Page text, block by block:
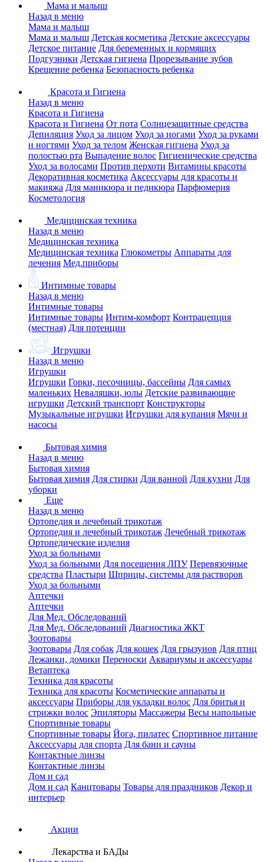
Мама и малыш
Назад в меню
Мама и малыш
Мама и малыш Детская косметика Детские аксессуары
Детское питание Для беременных и кормящих
Подгузники Детская гигиена Прорезывание зубов
Крещение ребенка Безопасность ребенка
Красота и Гигиена
Назад в меню
Красота и Гигиена
Красота и Гигиена От пота Солнцезащитные средства
Депиляция Уход за лицом Уход за ногами Уход за руками
и ногтями Уход за телом Женская гигиена Уход за
полостью рта Выпадение волос Гигиенические средства
Уход за волосами Против перхоти Витамины красоты
Декоративная косметика Аксессуары для красоты и
макияжа Для маникюра и педикюра Парфюмерия
Косметология
Медицинская техника
Назад в меню
Медицинская техника
Медицинская техника Глюкометры Аппараты для
лечения Мед.приборы
Интимные товары
Назад в меню
Интимные товары
Интимные товары Интим-комфорт Контрацепция
(местная) Для потенции
Игрушки
Назад в меню
Игрушки
Игрушки Горки, песочницы, бассейны Для самых
маленьких Неваляшки, юлы Детские развивающие
игрушки Детский транспорт Конструкторы
Музыкальные игрушки Игрушки для купания Мячи и
насосы
Бытовая химия
Назад в меню
Бытовая химия
Бытовая химия Для стирки Для ванной Для кухни Для
уборки
Еще
Назад в меню
Ортопедия и лечебный трикотаж
Ортопедия и лечебный трикотаж Лечебный трикотаж
Ортопедические изделия
Уход за больными
Уход за больными Для посещения ЛПУ Перевязочные
средства Пластыри Шприцы, системы для растворов
Уход за больными
Аптечки
Аптечки
Для Мед. Обследований
Для Мед. Обследований Диагностика ЖКТ
Зоотовары
Зоотовары Для собак Для кошек Для грызунов Для птиц
Лежанки, домики Переноски Аквариумы и аксессуары
Ветаптека
Техника для красоты
Техника для красоты Косметические аппараты и
аксессуары Приборы для укладки волос Для бритья и
стрижки волос Эпиляторы Массажеры Весы напольные
Спортивные товары
Спортивные товары Йога, пилатес Спортивное питание
Аксессуары для спорта Для бани и сауны
Контактные линзы
Контактные линзы
Дом и сад
Дом и сад Канцтовары Товары для праздников Декор и
интерьер
Акции
Лекарства и БАДы